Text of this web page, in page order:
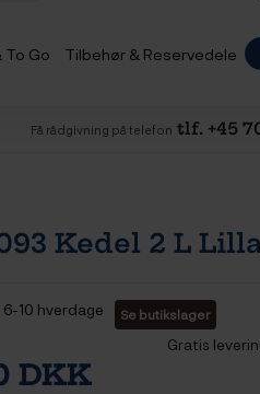
To Go Tilbehør & Reservedele
Få rådgivning på telefon tlf. +45
Kedel 2 L
6-10 hverdage Se butikslager
Gratis
DKK